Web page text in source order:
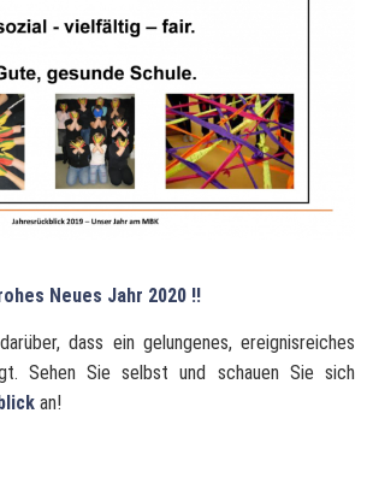
Neues Jahr 2020 !!
dass ein gelungenes, ereignisreiches
Sehen Sie selbst und schauen Sie sich
an!